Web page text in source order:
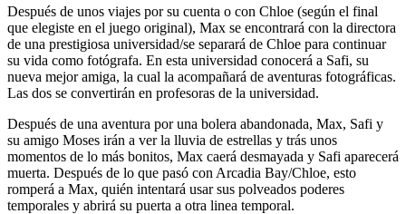
Después de unos viajes por su cuenta o con Chloe (según el final
que elegiste en el juego original), Max se encontrará con la directora
de una prestigiosa universidad/se separará de Chloe para continuar
su vida como fotógrafa. En esta universidad conocerá a Safi, su
nueva mejor amiga, la cual la acompañará de aventuras fotográficas.
Las dos se convertirán en profesoras de la universidad.
Después de una aventura por una bolera abandonada, Max, Safi y
su amigo Moses irán a ver la lluvia de estrellas y trás unos
momentos de lo más bonitos, Max caerá desmayada y Safi aparecerá
muerta. Después de lo que pasó con Arcadia Bay/Chloe, esto
romperá a Max, quién intentará usar sus polveados poderes
temporales y abrirá su puerta a otra linea temporal.